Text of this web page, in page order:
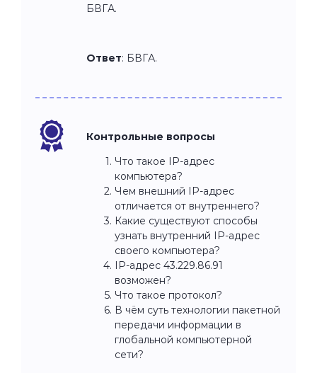
БВГА.
Ответ: БВГА.
Контрольные вопросы
Что такое IP-адрес
компьютера?
Чем внешний IP-адрес
отличается от внутреннего?
Какие существуют способы
узнать внутренний IP-адрес
своего компьютера?
IP-адрес 43.229.86.91
возможен?
Что такое протокол?
В чём суть технологии пакетной
передачи информации в
глобальной компьютерной
сети?